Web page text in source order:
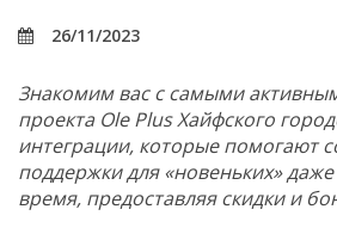
26/11/2023
Знакомим вас с самыми
проекта Ole Plus Хайфского
интеграции, которые помогают
поддержки для «новеньких»
время, предоставляя скидки и